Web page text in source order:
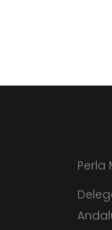
Perla